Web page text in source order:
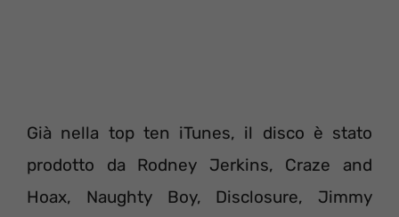
Già nella top ten iTunes, il disco è stato
prodotto da Rodney Jerkins, Craze and
Hoax, Naughty Boy, Disclosure, Jimmy